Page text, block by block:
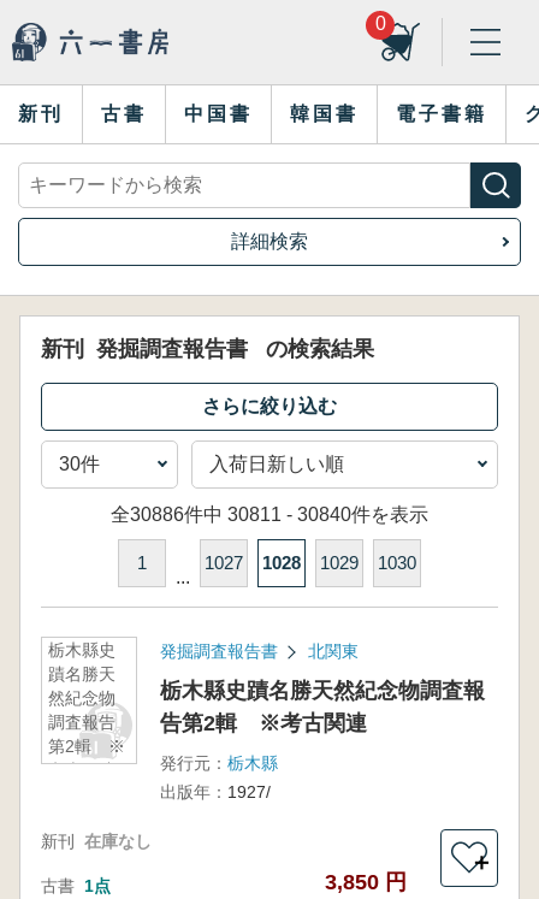
0
新刊 古書 中国書 韓国書 電子書籍
詳細検索
新刊 発掘調査報告書 の検索結果
全30886件中 30811 - 30840件を表示
1
...
1027 1028 1029 1030
栃木縣史
蹟名勝天
然紀念物
調査報告
第2輯 ※
考古関連
発掘調査報告書 北関東
栃木縣史蹟名勝天然紀念物調査報
告第2輯 ※考古関連
発行元： 栃木縣
出版年： 1927/
新刊 在庫なし
古書 1点 3,850 円
＋